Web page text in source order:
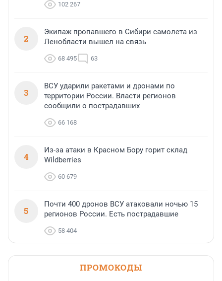
102 267
2
Экипаж пропавшего в Сибири самолета из
Ленобласти вышел на связь
68 495 63
3
ВСУ ударили ракетами и дронами по
территории России. Власти регионов
сообщили о пострадавших
66 168
4
Из-за атаки в Красном Бору горит склад
Wildberries
60 679
5
Почти 400 дронов ВСУ атаковали ночью 15
регионов России. Есть пострадавшие
58 404
ПРОМОКОДЫ